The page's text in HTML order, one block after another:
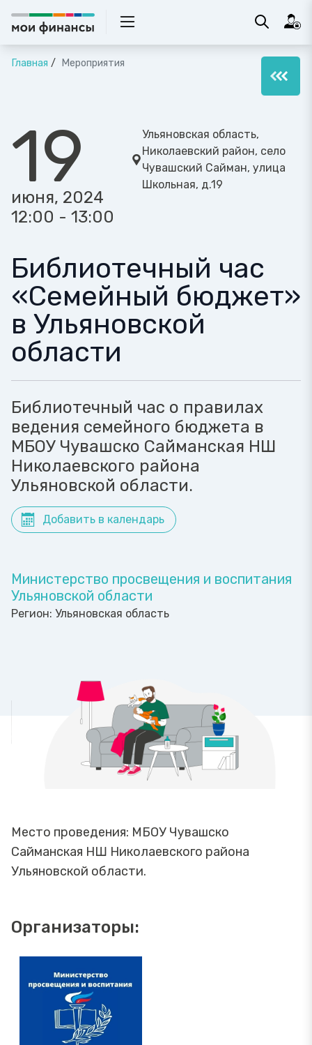
Главная Мероприятия
19
июня, 2024
12:00 - 13:00
Ульяновская область,
Николаевский район, село
Чувашский Сайман, улица
Школьная, д.19
Библиотечный час
«Семейный бюджет»
в Ульяновской
области
Библиотечный час о правилах
ведения семейного бюджета в
МБОУ Чувашско Сайманская НШ
Николаевского района
Ульяновской области.
Добавить в календарь
Министерство просвещения и воспитания
Ульяновской области
Регион: Ульяновская область
Место проведения: МБОУ Чувашско
Сайманская НШ Николаевского района
Ульяновской области.
Организаторы: